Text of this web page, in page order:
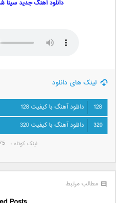
دانلود آهنگ جدید سینا
لینک های دانلود
128
دانلود آهنگ با کیفیت 128
320
دانلود آهنگ با کیفیت 320
لینک کوتاه‌ :
مطالب مرتبط